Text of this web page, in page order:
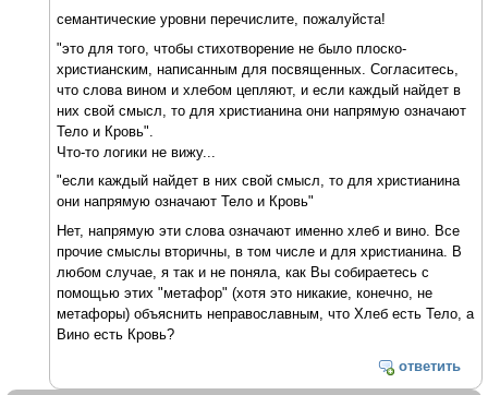
семантические уровни перечислите, пожалуйста!
"это для того, чтобы стихотворение не было плоско-
христианским, написанным для посвященных. Согласитесь,
что слова вином и хлебом цепляют, и если каждый найдет в
них свой смысл, то для христианина они напрямую означают
Тело и Кровь".
Что-то логики не вижу...
"если каждый найдет в них свой смысл, то для христианина
они напрямую означают Тело и Кровь"
Нет, напрямую эти слова означают именно хлеб и вино. Все
прочие смыслы вторичны, в том числе и для христианина. В
любом случае, я так и не поняла, как Вы собираетесь с
помощью этих "метафор" (хотя это никакие, конечно, не
метафоры) объяснить неправославным, что Хлеб есть Тело, а
Вино есть Кровь?
ответить